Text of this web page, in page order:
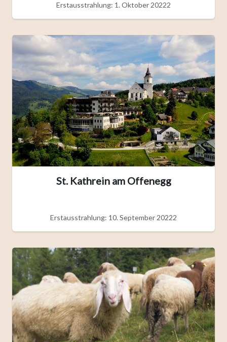
Erstausstrahlung: 1. Oktober 20222
St. Kathrein am Offenegg
Erstausstrahlung: 10. September 20222